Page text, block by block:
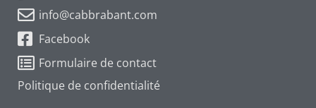
info@cabbrabant.com
Facebook
Formulaire de contact
Politique de confidentialité